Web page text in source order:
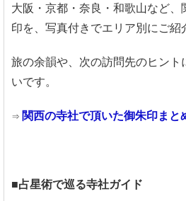
大阪・京都・奈良・和歌山など
印を、写真付きでエリア別にご紹
旅の余韻や、次の訪問先のヒント
いです。
⇒ 関西の寺社で頂いた御朱印まと
■占星術で巡る寺社ガイド